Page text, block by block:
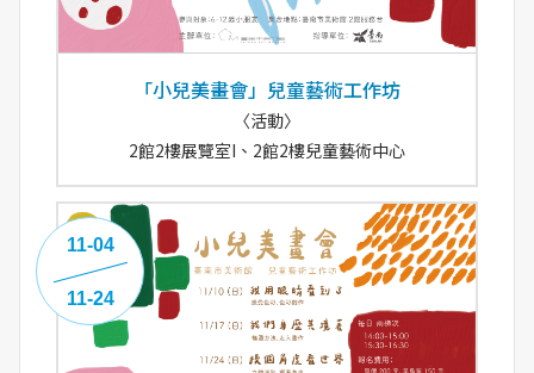
「小兒美畫會」兒童藝術工作坊
〈活動〉
2館2樓展覽室I、2館2樓兒童藝術中心
11-04
11-24